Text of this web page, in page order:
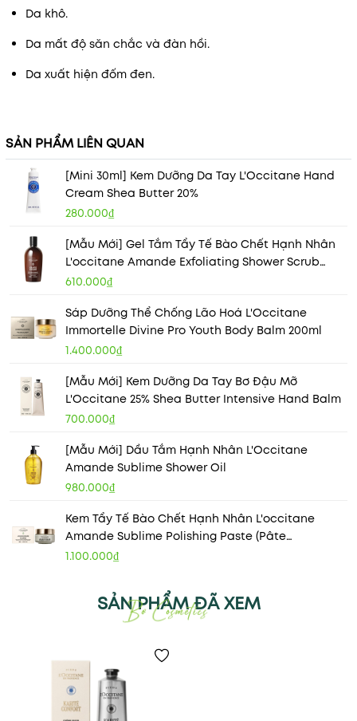
Da khô.
Da mất độ săn chắc và đàn hồi.
Da xuất hiện đốm đen.
SẢN PHẨM LIÊN QUAN
[Mini 30ml] Kem Dưỡng Da Tay L'Occitane Hand
Cream Shea Butter 20%
280.000₫
[Mẫu Mới] Gel Tắm Tẩy Tế Bào Chết Hạnh Nhân
L'occitane Amande Exfoliating Shower Scrub
250ml
610.000₫
Sáp Dưỡng Thể Chống Lão Hoá L'Occitane
Immortelle Divine Pro Youth Body Balm 200ml
1.400.000₫
[Mẫu Mới] Kem Dưỡng Da Tay Bơ Đậu Mỡ
L'Occitane 25% Shea Butter Intensive Hand Balm
700.000₫
[Mẫu Mới] Dầu Tắm Hạnh Nhân L'Occitane
Amande Sublime Shower Oil
980.000₫
Kem Tẩy Tế Bào Chết Hạnh Nhân L'occitane
Amande Sublime Polishing Paste (Pâte
Gommante) 200ml
1.100.000₫
SẢN PHẨM ĐÃ XEM